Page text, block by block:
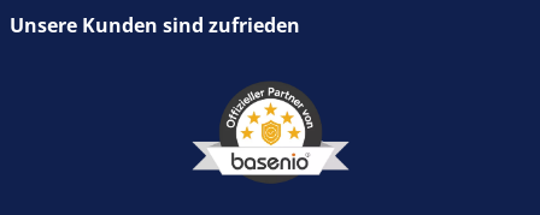
Unsere Kunden sind zufrieden